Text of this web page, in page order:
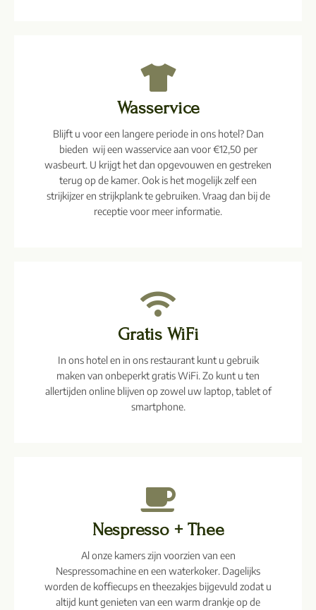
Wasservice
Blijft u voor een langere periode in ons hotel? Dan
bieden wij een wasservice aan voor €12,50 per
wasbeurt. U krijgt het dan opgevouwen en gestreken
terug op de kamer. Ook is het mogelijk zelf een
strijkijzer en strijkplank te gebruiken. Vraag dan bij de
receptie voor meer informatie.
Gratis WiFi
In ons hotel en in ons restaurant kunt u gebruik
maken van onbeperkt gratis WiFi. Zo kunt u ten
allertijden online blijven op zowel uw laptop, tablet of
smartphone.
Nespresso + Thee
Al onze kamers zijn voorzien van een
Nespressomachine en een waterkoker. Dagelijks
worden de koffiecups en theezakjes bijgevuld zodat u
altijd kunt genieten van een warm drankje op de